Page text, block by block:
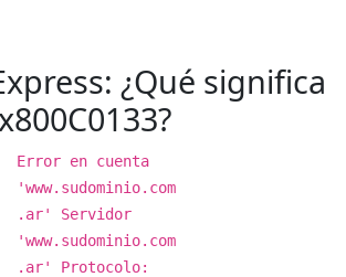
¿Qué significa
Error en cuenta
'www.sudominio.com
.ar' Servidor
'www.sudominio.com
.ar' Protocolo: